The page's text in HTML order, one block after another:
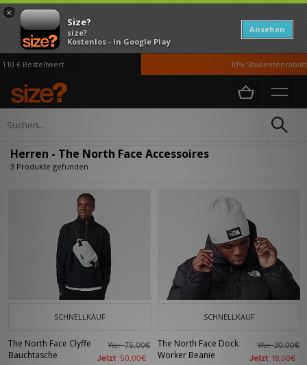
×
Size?
size?
Kostenlos - In Google Play
Ansehen
€ Bestellwert 10% Studentenrabatt
Home Herren
Herren - The North Face Accessoires
3 Produkte gefunden
SCHNELLKAUF
The North Face Clyffe
Bauchtasche
War75,00€
Jetzt 50,00€
SCHNELLKAUF
The North Face Dock
Worker Beanie
War30,00€
Jetzt 18,00€